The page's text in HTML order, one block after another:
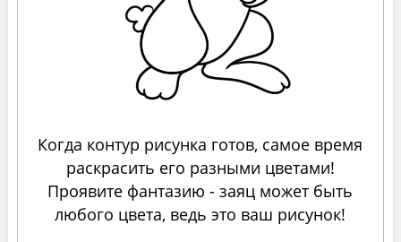
Когда контур рисунка готов, самое время
раскрасить его разными цветами!
Проявите фантазию - заяц может быть
любого цвета, ведь это ваш рисунок!